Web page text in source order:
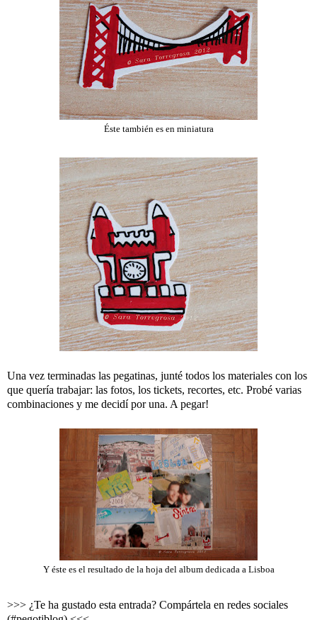
Éste también es en miniatura
Una vez terminadas las pegatinas, junté todos los materiales con los
que quería trabajar: las fotos, los tickets, recortes, etc. Probé varias
combinaciones y me decidí por una. A pegar!
Y éste es el resultado de la hoja del album dedicada a Lisboa
>>> ¿Te ha gustado esta entrada? Compártela en redes sociales